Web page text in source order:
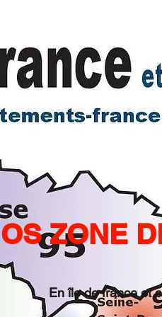
ZONE
En île de france et